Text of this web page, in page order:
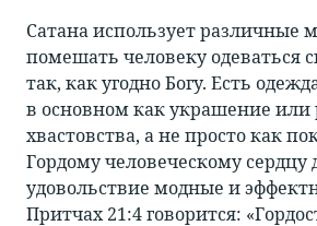
Сатана использует различные
помешать человеку одеваться
так, как угодно Богу. Есть
в основном как украшение или
хвастовства, а не просто как
Гордому человеческому сердцу
удовольствие модные и
Притчах 21:4 говорится: